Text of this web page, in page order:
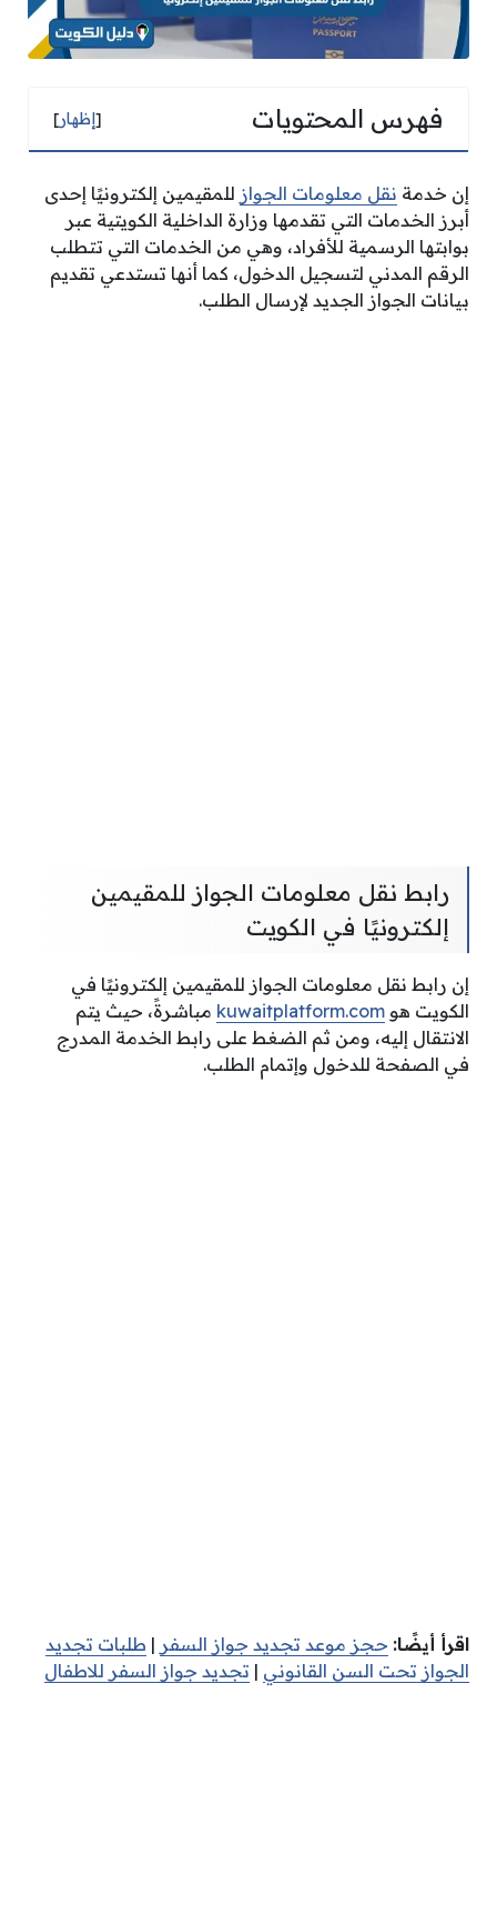
فهرس المحتويات [إظهار]
إن خدمة نقل معلومات الجواز للمقيمين إلكترونيًا إحدى
أبرز الخدمات التي تقدمها وزارة الداخلية الكويتية عبر
بوابتها الرسمية للأفراد، وهي من الخدمات التي تتطلب
الرقم المدني لتسجيل الدخول، كما أنها تستدعي تقديم
بيانات الجواز الجديد لإرسال الطلب.
رابط نقل معلومات الجواز للمقيمين
إلكترونيًا في الكويت
إن رابط نقل معلومات الجواز للمقيمين إلكترونيًا في
الكويت هو kuwaitplatform.com مباشرةً، حيث يتم
الانتقال إليه، ومن ثم الضغط على رابط الخدمة المدرج
في الصفحة للدخول وإتمام الطلب.
اقرأ أيضًا: حجز موعد تجديد جواز السفر | طلبات تجديد
الجواز تحت السن القانوني | تجديد جواز السفر للاطفال